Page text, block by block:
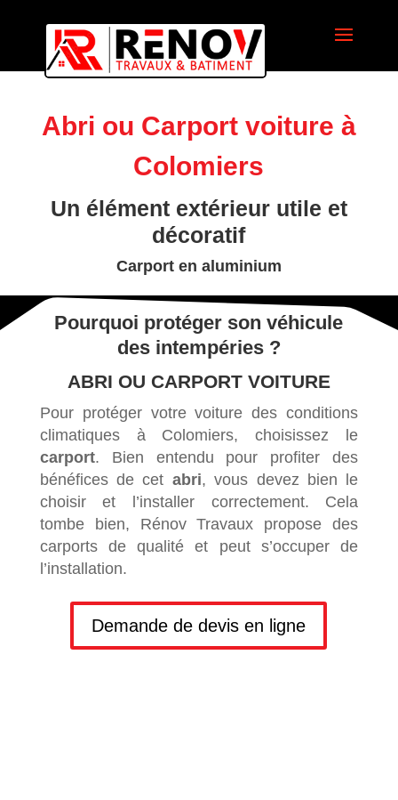
Abri ou Carport voiture à
Colomiers
Un élément extérieur utile et
décoratif
Carport en aluminium
Pourquoi protéger son véhicule
des intempéries ?
ABRI OU CARPORT VOITURE
Pour protéger votre voiture des conditions
climatiques à Colomiers, choisissez le
carport. Bien entendu pour profiter des
bénéfices de cet abri, vous devez bien le
choisir et l’installer correctement. Cela
tombe bien, Rénov Travaux propose des
carports de qualité et peut s’occuper de
l’installation.
Demande de devis en ligne